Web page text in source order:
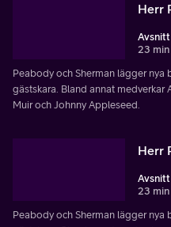
Herr
23 min
Peabody och Sherman lägger nya
gästskara. Bland annat medverkar
Muir och Johnny Appleseed.
Herr
23 min
Peabody och Sherman lägger nya